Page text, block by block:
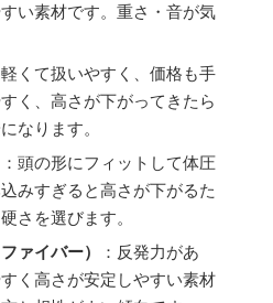
い素材です。重さ・音が気
軽くて扱いやすく、価格も手
く、高さが下がってきたら
なります。
：頭の形にフィットして体圧
みすぎると高さが下がるた
さを選びます。
ァイバー）
：反発力があ
く高さが安定しやすい素材